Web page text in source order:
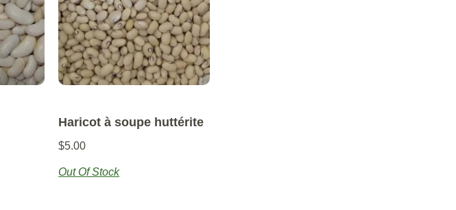
Haricot à soupe huttérite
$5.00
Out Of Stock